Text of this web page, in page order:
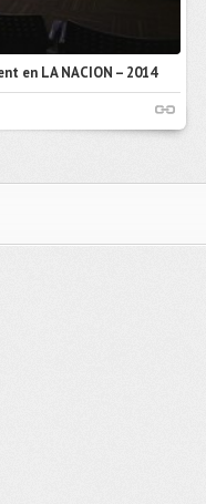
en LA NACION – 2014